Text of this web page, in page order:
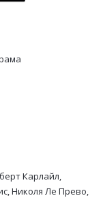
Карлайл,
Николя Ле Прево,